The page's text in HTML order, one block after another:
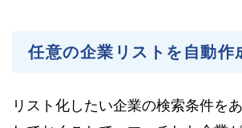
任意の企業リストを自動作
リスト化したい企業の検索条件を